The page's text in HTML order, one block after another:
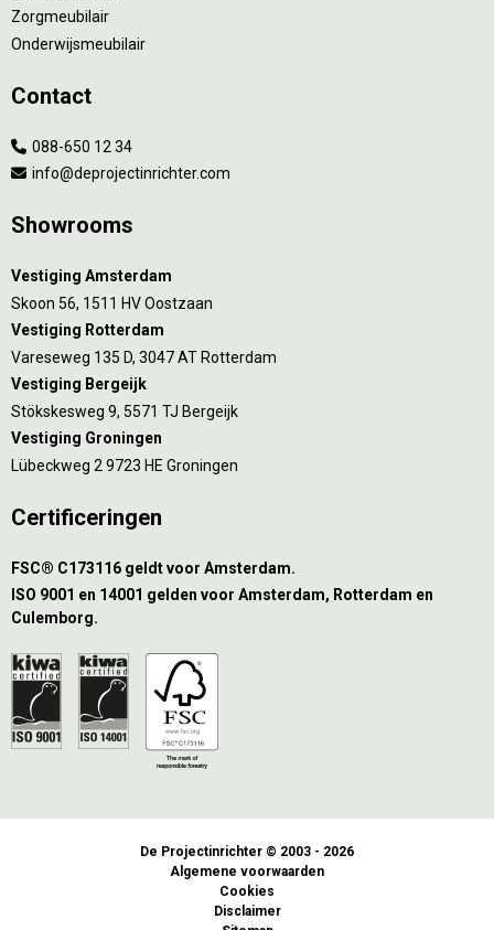
Zorgmeubilair
Onderwijsmeubilair
Contact
088-650 12 34
info@deprojectinrichter.com
Showrooms
Vestiging Amsterdam
Skoon 56, 1511 HV Oostzaan
Vestiging Rotterdam
Vareseweg 135 D, 3047 AT Rotterdam
Vestiging Bergeijk
Stökskesweg 9, 5571 TJ Bergeijk
Vestiging Groningen
Lübeckweg 2 9723 HE Groningen
Certificeringen
FSC® C173116 geldt voor Amsterdam.
ISO 9001 en 14001 gelden voor Amsterdam, Rotterdam en
Culemborg.
De Projectinrichter © 2003 - 2026
Algemene voorwaarden
Cookies
Disclaimer